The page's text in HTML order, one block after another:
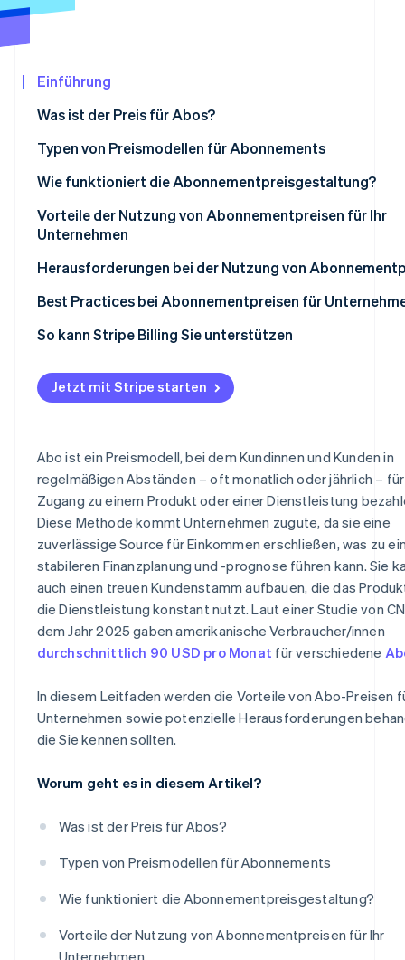
Climate
CO₂-Entnahme
Erfahren Sie, wie Stripe Lösungen für die
Jetzt ansehen
Einführung
Was ist der Preis für Abos?
Typen von Preismodellen für Abonnements
Modell mit gestaffelter Preisgestaltung
Nutzungsbasiertes Preismodell
Pauschalgebührenmodell
Wie funktioniert die Abonnementpreisgestaltung?
Vorteile der Nutzung von Abonnementpreisen für Ihr
Unternehmen
Herausforderungen bei der Nutzung von
Best Practices bei Abonnementpreisen für
So kann Stripe Billing Sie unterstützen
Jetzt mit Stripe starten
Abo ist ein Preismodell, bei dem Kundinnen und Kunden in
regelmäßigen Abständen – oft monatlich oder jährlich –
Zugang zu einem Produkt oder einer Dienstleistung
Diese Methode kommt Unternehmen zugute, da sie eine
zuverlässige Source für Einkommen erschließen, was zu
stabileren Finanzplanung und -prognose führen kann. Sie
auch einen treuen Kundenstamm aufbauen, die das
die Dienstleistung konstant nutzt. Laut einer Studie von
dem Jahr 2025 gaben amerikanische Verbraucher/innen
durchschnittlich 90 USD pro Monat für verschiedene
In diesem Leitfaden werden die Vorteile von Abo-Preisen
Unternehmen sowie potenzielle Herausforderungen
die Sie kennen sollten.
Worum geht es in diesem Artikel?
Was ist der Preis für Abos?
Typen von Preismodellen für Abonnements
Wie funktioniert die Abonnementpreisgestaltung?
Vorteile der Nutzung von Abonnementpreisen für Ihr
Unternehmen